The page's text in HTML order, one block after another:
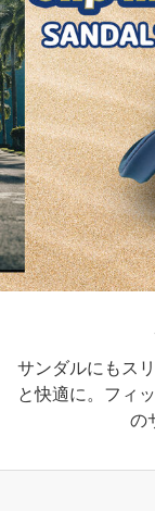
サンダルにもス
と快適に。フィ
の